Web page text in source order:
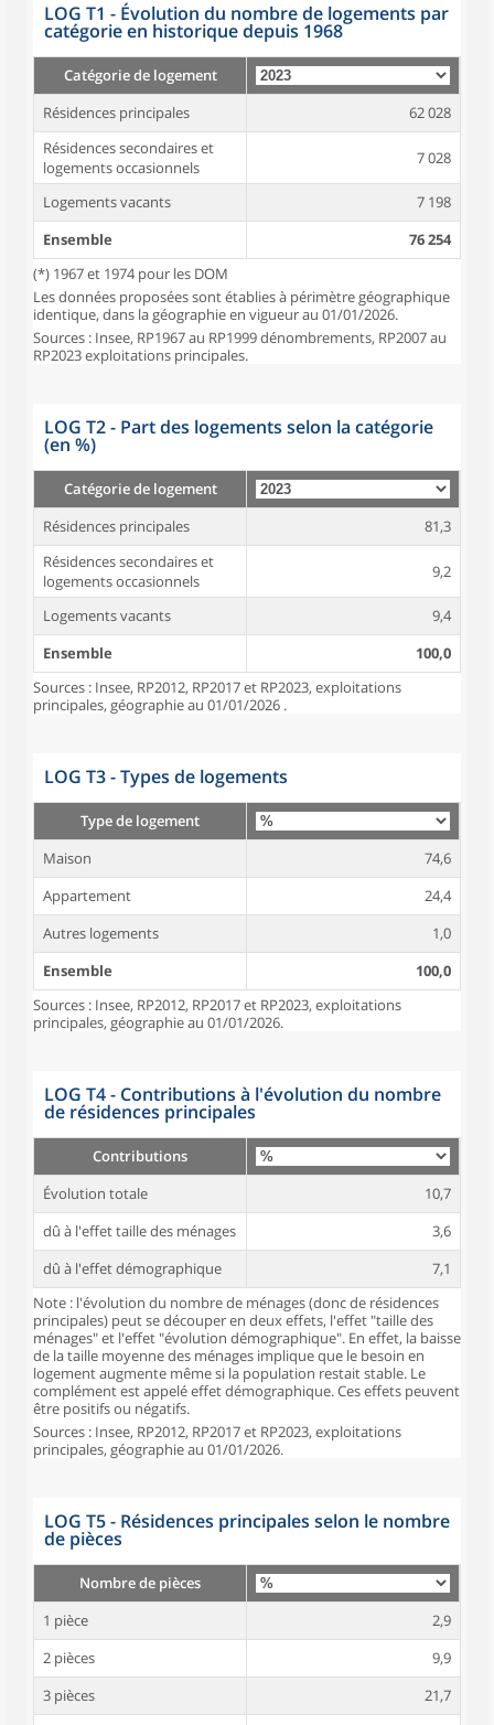
LOG T1 - Évolution du nombre de logements par
catégorie en historique depuis 1968
Catégorie de logement
Résidences principales
62 028
Résidences secondaires et
logements occasionnels
7 028
Logements vacants
7 198
Ensemble
76 254
(*) 1967 et 1974 pour les DOM
Les données proposées sont établies à périmètre géographique
identique, dans la géographie en vigueur au 01/01/2026.
Sources : Insee, RP1967 au RP1999 dénombrements, RP2007 au
RP2023 exploitations principales.
LOG T2 - Part des logements selon la catégorie
(en %)
Catégorie de logement
Résidences principales
81,3
Résidences secondaires et
logements occasionnels
9,2
Logements vacants
9,4
Ensemble
100,0
Sources : Insee, RP2012, RP2017 et RP2023, exploitations
principales, géographie au 01/01/2026 .
LOG T3 - Types de logements
Type de logement
Maison
74,6
Appartement
24,4
Autres logements
1,0
Ensemble
100,0
Sources : Insee, RP2012, RP2017 et RP2023, exploitations
principales, géographie au 01/01/2026.
LOG T4 - Contributions à l'évolution du nombre
de résidences principales
Contributions
Évolution totale
10,7
dû à l'effet taille des ménages
3,6
dû à l'effet démographique
7,1
Note : l'évolution du nombre de ménages (donc de résidences
principales) peut se découper en deux effets, l'effet "taille des
ménages" et l'effet "évolution démographique". En effet, la baisse
de la taille moyenne des ménages implique que le besoin en
logement augmente même si la population restait stable. Le
complément est appelé effet démographique. Ces effets peuvent
être positifs ou négatifs.
Sources : Insee, RP2012, RP2017 et RP2023, exploitations
principales, géographie au 01/01/2026.
LOG T5 - Résidences principales selon le nombre
de pièces
Nombre de pièces
1 pièce
2,9
2 pièces
9,9
3 pièces
21,7